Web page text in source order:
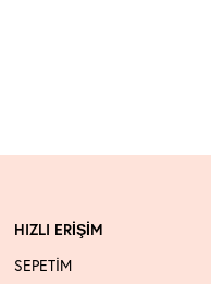
HIZLI ERİŞİM
SEPETİM